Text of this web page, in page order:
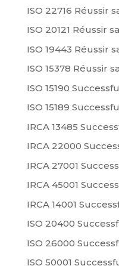
ISO 22716 Réussir
ISO 20121 Réussir
ISO 19443 Réussir
ISO 15378 Réussir
ISO 15190
ISO 15189
IRCA 13485
IRCA 22000
IRCA 27001
IRCA 45001
IRCA 14001
ISO 20400
ISO 26000
ISO 50001